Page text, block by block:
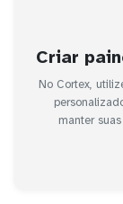
Criar
No Cortex,
manter